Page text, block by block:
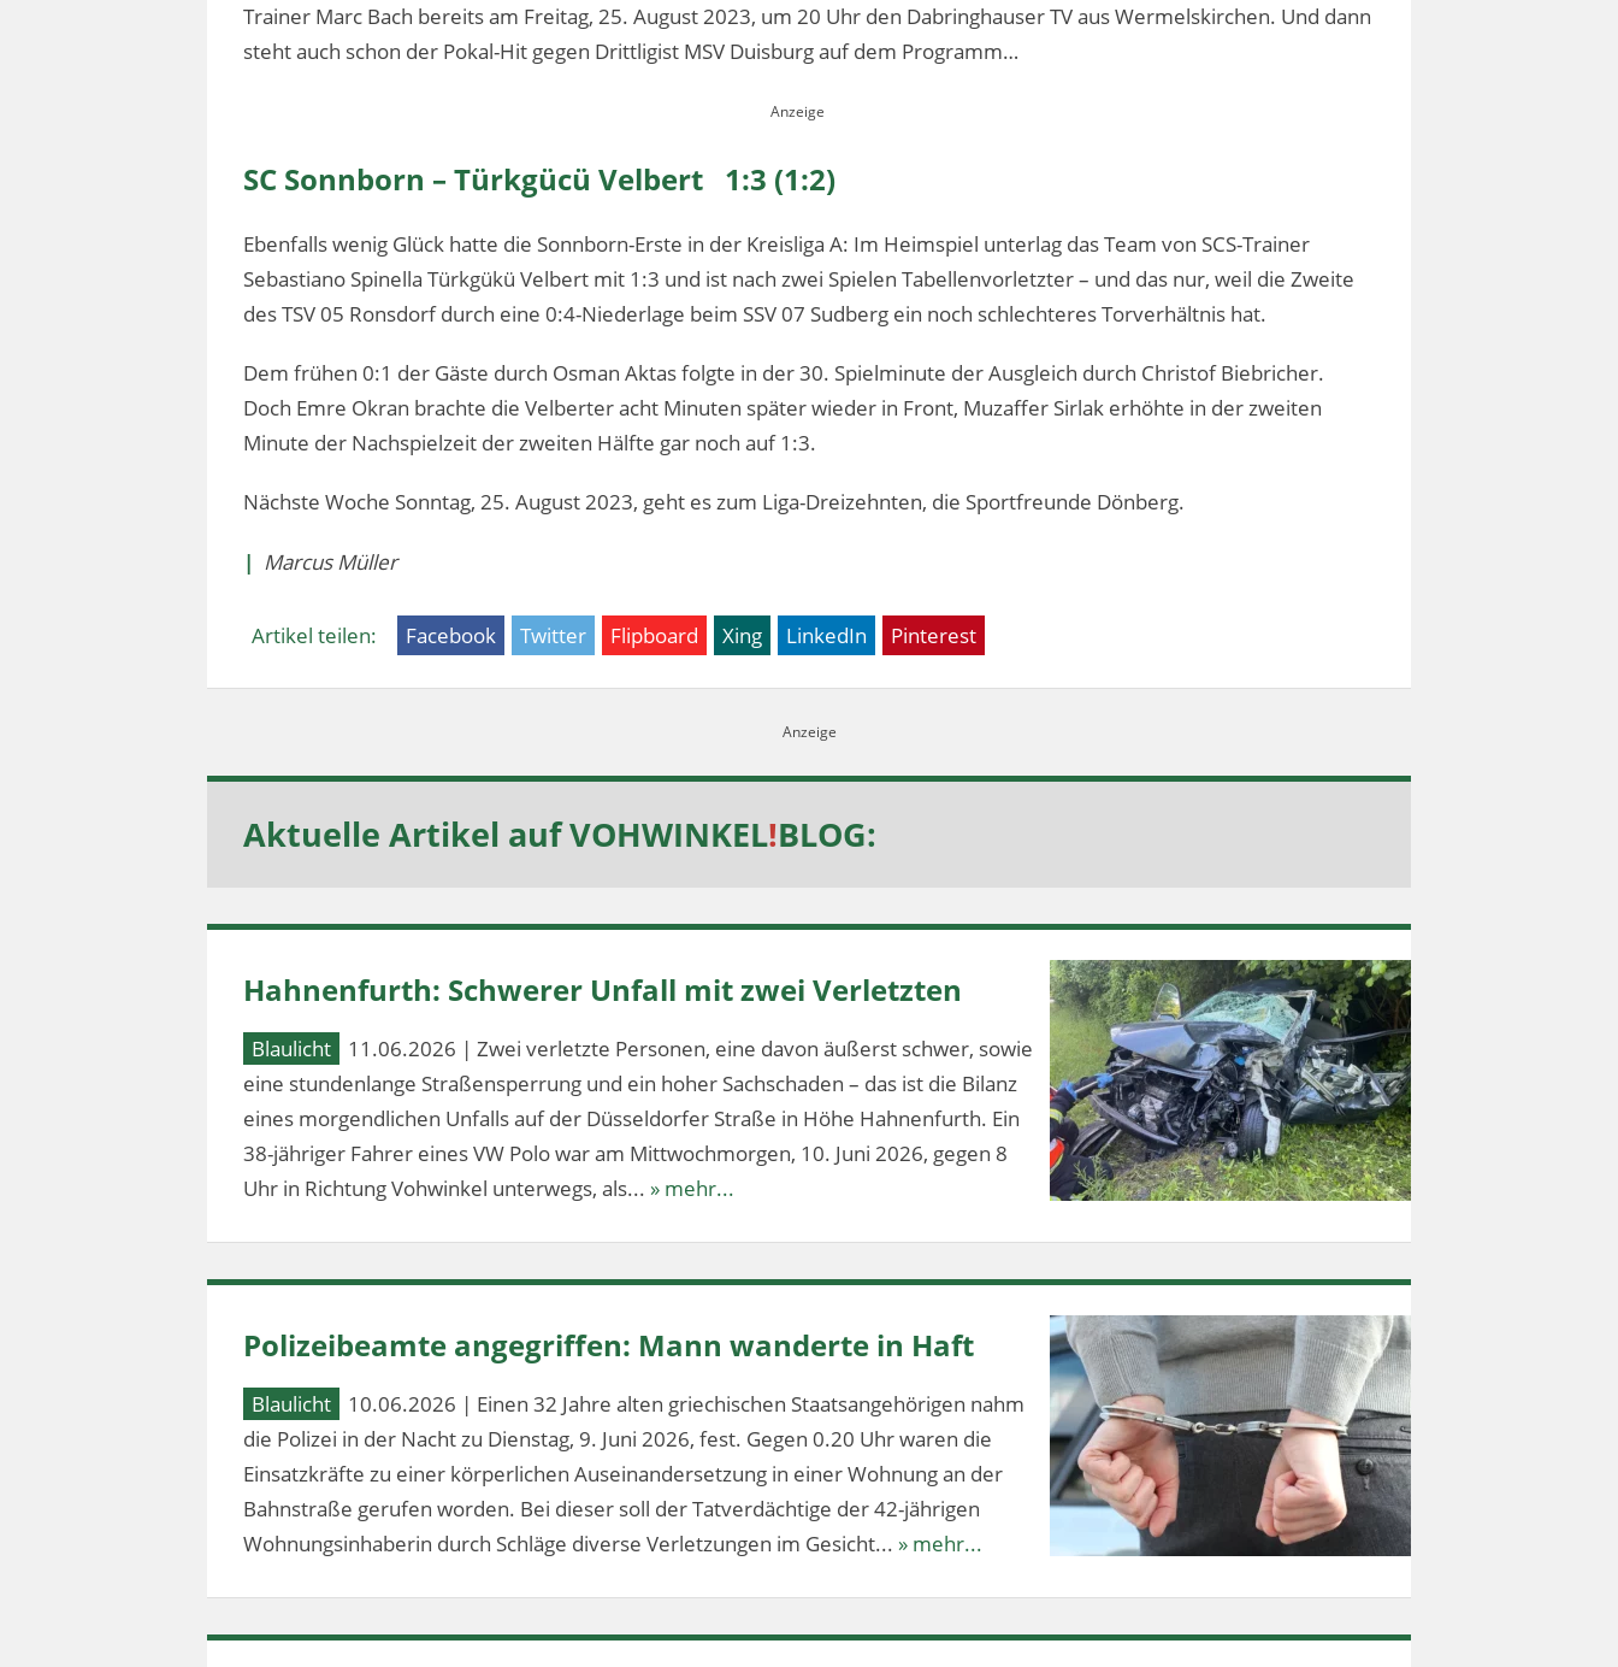
Trainer Marc Bach bereits am Freitag, 25. August 2023, um 20 Uhr den Dabringhauser TV aus Wermelskirchen. Und dann
steht auch schon der Pokal-Hit gegen Drittligist MSV Duisburg auf dem Programm…
SC Sonnborn – Türkgücü Velbert 1:3 (1:2)
Ebenfalls wenig Glück hatte die Sonnborn-Erste in der Kreisliga A: Im Heimspiel unterlag das Team von SCS-Trainer
Sebastiano Spinella Türkgükü Velbert mit 1:3 und ist nach zwei Spielen Tabellenvorletzter – und das nur, weil die Zweite
des TSV 05 Ronsdorf durch eine 0:4-Niederlage beim SSV 07 Sudberg ein noch schlechteres Torverhältnis hat.
Dem frühen 0:1 der Gäste durch Osman Aktas folgte in der 30. Spielminute der Ausgleich durch Christof Biebricher.
Doch Emre Okran brachte die Velberter acht Minuten später wieder in Front, Muzaffer Sirlak erhöhte in der zweiten
Minute der Nachspielzeit der zweiten Hälfte gar noch auf 1:3.
Nächste Woche Sonntag, 25. August 2023, geht es zum Liga-Dreizehnten, die Sportfreunde Dönberg.
| Marcus Müller
Artikel teilen: Facebook Twitter Flipboard Xing LinkedIn Pinterest
Aktuelle Artikel aufVOHWINKEL!BLOG:
Hahnenfurth: Schwerer Unfall mit zwei Verletzten
Blaulicht
11.06.2026 | Zwei verletzte Personen, eine davon äußerst schwer, sowie
eine stundenlange Straßensperrung und ein hoher Sachschaden – das ist die Bilanz
eines morgendlichen Unfalls auf der Düsseldorfer Straße in Höhe Hahnenfurth. Ein
38-jähriger Fahrer eines VW Polo war am Mittwochmorgen, 10. Juni 2026, gegen 8
Uhr in Richtung Vohwinkel unterwegs, als... » mehr...
Polizeibeamte angegriffen: Mann wanderte in Haft
Blaulicht
10.06.2026 | Einen 32 Jahre alten griechischen Staatsangehörigen nahm
die Polizei in der Nacht zu Dienstag, 9. Juni 2026, fest. Gegen 0.20 Uhr waren die
Einsatzkräfte zu einer körperlichen Auseinandersetzung in einer Wohnung an der
Bahnstraße gerufen worden. Bei dieser soll der Tatverdächtige der 42-jährigen
Wohnungsinhaberin durch Schläge diverse Verletzungen im Gesicht... » mehr...